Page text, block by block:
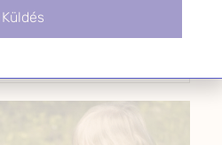
Küldés